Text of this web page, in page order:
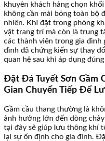
khuyên khách hàng chọn
không cần mài bóng toàn bộ
nhiên. Khi đặt trong phòng
vật trang trí mà còn là trung
các thành viên trong gia đình
đình đã chứng kiến sự thay
quan hệ sau khi áp dụng
Đặt Đá Tuyết Sơn Gầm
Gian Chuyển Tiếp Để
Gầm cầu thang thường là
ảnh hưởng lớn đến dòng
tại đây sẽ giúp lưu thông khí
lại sự ổn định cho gia đình.